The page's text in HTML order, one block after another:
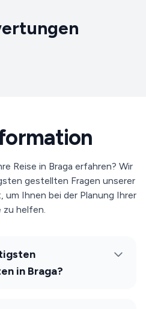
Reise in Braga erfahren? Wir
gestellten Fragen unserer
um Ihnen bei der Planung Ihrer
zu helfen.
in Braga?